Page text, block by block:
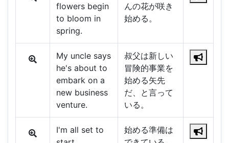
flowers begin
to bloom in
spring.
んの花が咲き
始める。
My uncle says
he's about to
embark on a
new business
venture.
叔父は新しい
冒険的事業を
始める矢先
だ、と言って
いる。
I'm all set to
始める準備は